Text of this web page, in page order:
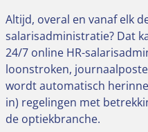
Altijd, overal en vanaf elk
salarisadministratie? Dat
24/7 online HR-
loonstroken,
wordt automatisch
in) regelingen met
de optiekbranche.